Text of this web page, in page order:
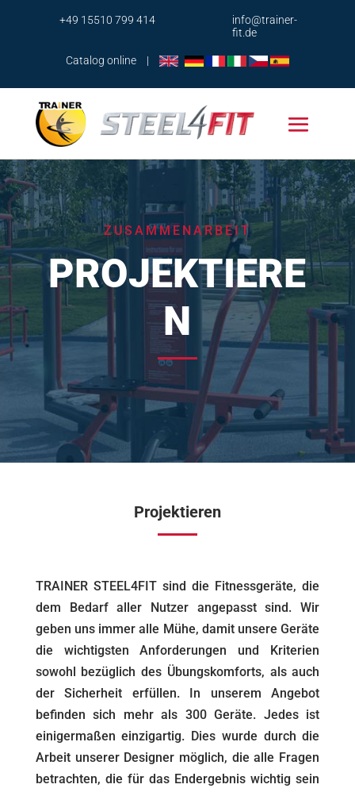
+49 15510 799 414
info@trainer-
fit.de
Catalog online |
ZUSAMMENARBEIT
PROJEKTIERE
N
Projektieren
TRAINER STEEL4FIT sind die Fitnessgeräte, die
dem Bedarf aller Nutzer angepasst sind. Wir
geben uns immer alle Mühe, damit unsere Geräte
die wichtigsten Anforderungen und Kriterien
sowohl bezüglich des Übungskomforts, als auch
der Sicherheit erfüllen. In unserem Angebot
befinden sich mehr als 300 Geräte. Jedes ist
einigermaßen einzigartig. Dies wurde durch die
Arbeit unserer Designer möglich, die alle Fragen
betrachten, die für das Endergebnis wichtig sein